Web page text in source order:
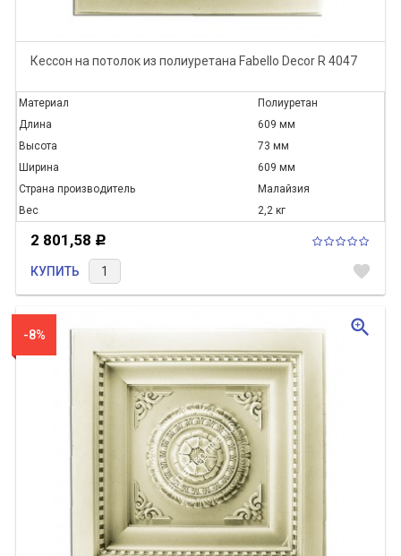
Кессон на потолок из полиуретана Fabello Decor R 4047
Материал
Полиуретан
Длина
609 мм
Высота
73 мм
Ширина
609 мм
Страна производитель
Малайзия
Вес
2,2 кг
2 801,58 Р
КУПИТЬ favorite
-8% zoom_in